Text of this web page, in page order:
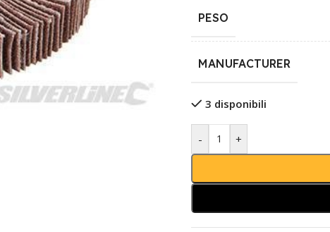
PESO
MANUFACTURER
3 disponibili
- +